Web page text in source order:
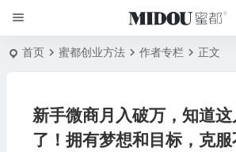
首页 蜜都创业方法 作者专栏 正文
新手微商月入破万，知道
了！拥有梦想和目标，克